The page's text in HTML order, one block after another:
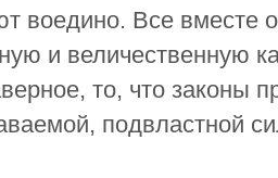
воедино. Все вместе
и величественную
то, что законы
подвластной